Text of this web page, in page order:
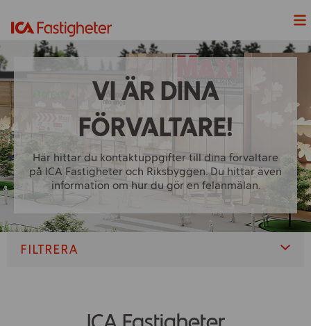
Nyheter
Våra Projekt
Våra fastigheter
Lediga Lokaler
Hållbarhet
Våra handelsplatser
Om ICA Fastigheter
VI ÄR DINA
FÖRVALTARE!
Här hittar du kontaktuppgifter till dina förvaltare
på ICA Fastigheter och Riksbyggen. Du hittar även
information om hur du gör en felanmälan.
FILTRERA